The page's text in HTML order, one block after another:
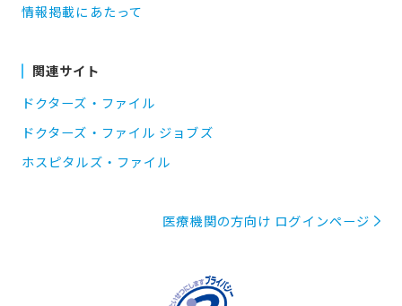
情報掲載にあたって
関連サイト
ドクターズ・ファイル
ドクターズ・ファイル ジョブズ
ホスピタルズ・ファイル
医療機関の方向け ログインページ